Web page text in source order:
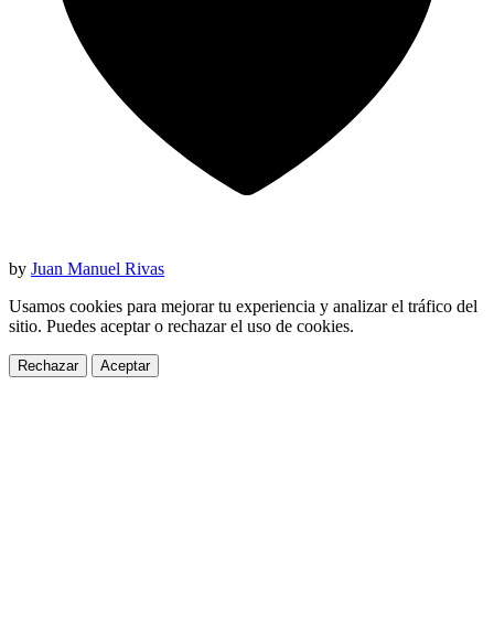
by Juan Manuel Rivas
Usamos cookies para mejorar tu experiencia y analizar el tráfico del
sitio. Puedes aceptar o rechazar el uso de cookies.
Rechazar Aceptar